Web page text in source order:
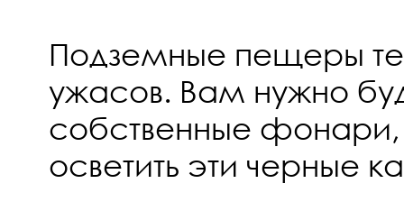
Подземные пещеры
ужасов. Вам нужно
собственные фонари,
осветить эти черные